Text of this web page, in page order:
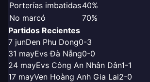
Porterías imbatidas40%
No marcó
70%
Partidos Recientes
7 junDen Phu Dong0-3
31 mayEvs Đà Nẵng0-0
24 mayEvs Công An Nhân Dân1-1
17 mayVen Hoàng Anh Gia Lai2-0